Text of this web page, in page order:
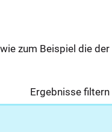
zum Beispiel die der
Ergebnisse filtern